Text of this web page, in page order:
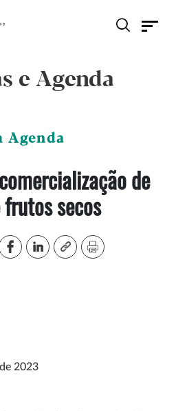
e Agenda
Agenda
de
secos
2023